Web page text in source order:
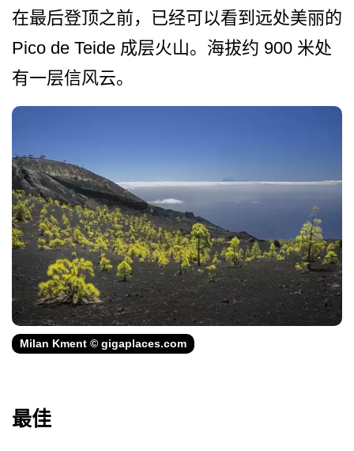
在最后登顶之前，已经可以看到远处美丽的
Pico de Teide 成层火山。海拔约 900 米处
有一层信风云。
Milan Kment © gigaplaces.com
最佳